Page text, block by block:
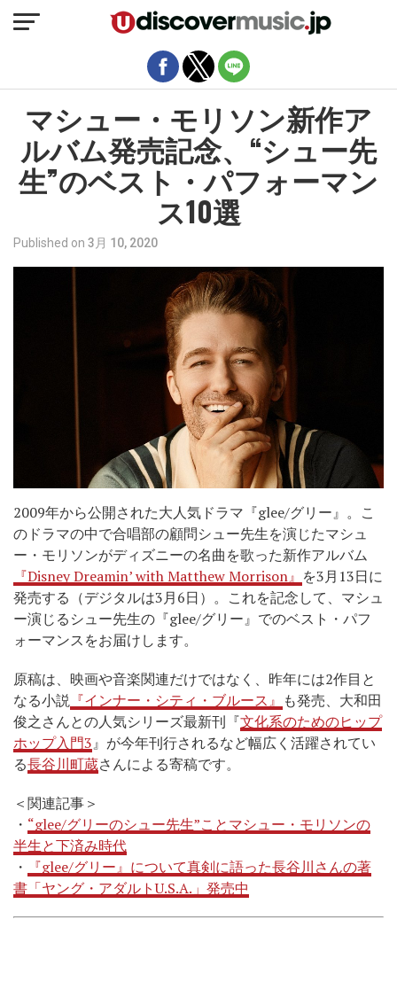
マシュー・モリソン新作ア
ルバム発売記念、“シュー先
生”のベスト・パフォーマン
ス10選
Published on 3月 10, 2020
2009年から公開された大人気ドラマ『glee/グリー』。こ
のドラマの中で合唱部の顧問シュー先生を演じたマシュ
ー・モリソンがディズニーの名曲を歌った新作アルバム
『Disney Dreamin’ with Matthew Morrison』 を3月13日に
発売する（デジタルは3月6日）。これを記念して、マシュ
ー演じるシュー先生の『glee/グリー』でのベスト・パフ
ォーマンスをお届けします。
原稿は、映画や音楽関連だけではなく、昨年には2作目と
なる小説 『インナー・シティ・ブルース』 も発売、大和田
俊之さんとの人気シリーズ最新刊『文化系のためのヒップ
ホップ入門3』が今年刊行されるなど幅広く活躍されてい
る長谷川町蔵さんによる寄稿です。
＜関連記事＞
・ “glee/グリーのシュー先生”ことマシュー・モリソンの
半生と下済み時代
・
『glee/グリー』について真剣に語った長谷川さんの著
書「ヤング・アダルトU.S.A.」発売中
モバイルバージョンを終了